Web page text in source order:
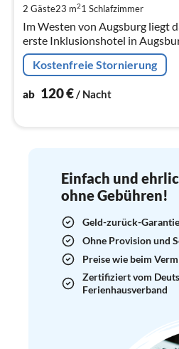
2 Gäste23 m21 Schlafzimmer
Im Westen von Augsburg liegt
erste Inklusionshotel in
November 2020.
Kostenfreie Stornierung
ab 120€/ Nacht
Einfach und
ohne Gebühren!
Geld-zurück-Garantie
Ohne Provision und
Preise wie beim
Zertifiziert vom
Ferienhausverband